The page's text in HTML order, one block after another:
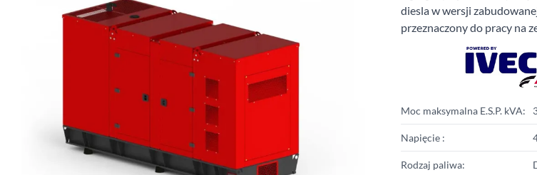
diesla w wersji
przeznaczony do pracy na
Moc maksymalna E.S.P. kVA:
Napięcie :
Rodzaj paliwa: